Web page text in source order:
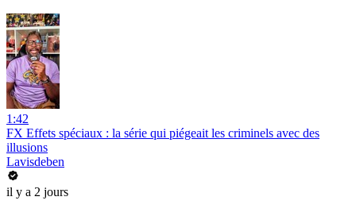
1:42
FX Effets spéciaux : la série qui piégeait les criminels avec des
illusions
Lavisdeben
il y a 2 jours